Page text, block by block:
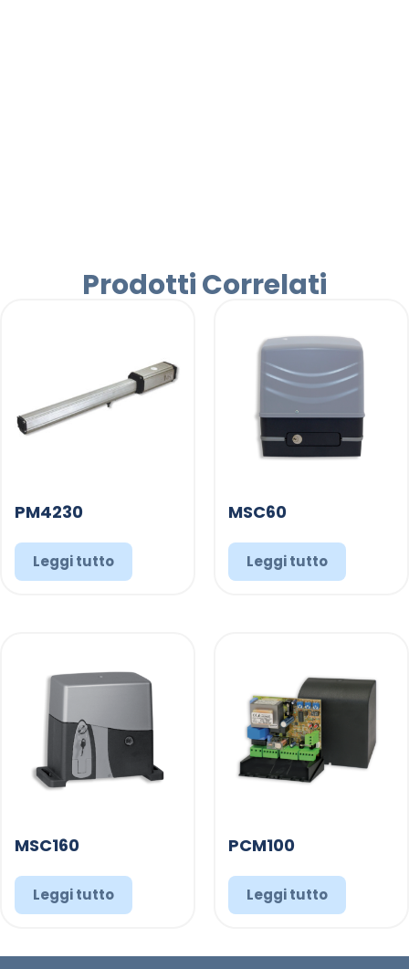
Prodotti Correlati
PM4230
Leggi tutto
MSC60
Leggi tutto
MSC160
Leggi tutto
PCM100
Leggi tutto